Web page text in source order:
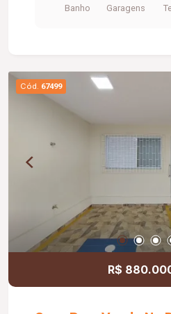
Banho Garagens
Cód. 67499
R$